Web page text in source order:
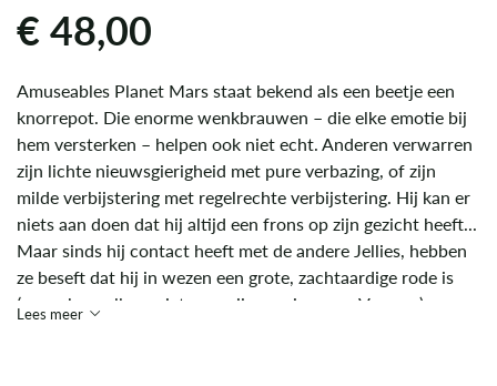
€48,00
Amuseables Planet Mars staat bekend als een beetje een
knorrepot. Die enorme wenkbrauwen – die elke emotie bij
hem versterken – helpen ook niet echt. Anderen verwarren
zijn lichte nieuwsgierigheid met pure verbazing, of zijn
milde verbijstering met regelrechte verbijstering. Hij kan er
niets aan doen dat hij altijd een frons op zijn gezicht heeft...
Maar sinds hij contact heeft met de andere Jellies, hebben
ze beseft dat hij in wezen een grote, zachtaardige rode is
(vraag hem alleen niet naar zijn mening over Venus...).
Lees meer